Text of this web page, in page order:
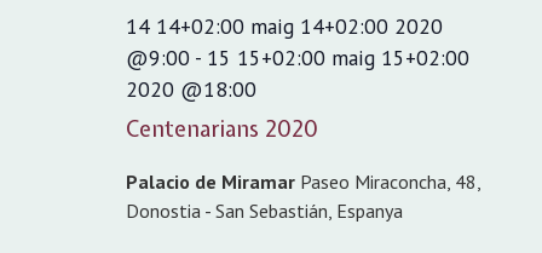
14 14+02:00 maig 14+02:00 2020
@9:00 - 15 15+02:00 maig 15+02:00
2020 @18:00
Centenarians 2020
Palacio de Miramar Paseo Miraconcha, 48,
Donostia - San Sebastián, Espanya